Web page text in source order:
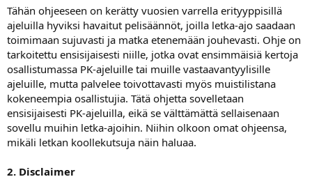
o
t
t
a
j
a
Tähän ohjeeseen on kerätty vuosien varrella erityyppisillä
ajeluilla hyviksi havaitut pelisäännöt, joilla letka-ajo saadaan
toimimaan sujuvasti ja matka etenemään jouhevasti. Ohje on
tarkoitettu ensisijaisesti niille, jotka ovat ensimmäisiä kertoja
osallistumassa PK-ajeluille tai muille vastaavantyylisille
ajeluille, mutta palvelee toivottavasti myös muistilistana
kokeneempia osallistujia. Tätä ohjetta sovelletaan
ensisijaisesti PK-ajeluilla, eikä se välttämättä sellaisenaan
sovellu muihin letka-ajoihin. Niihin olkoon omat ohjeensa,
mikäli letkan koollekutsuja näin haluaa.
2. Disclaimer